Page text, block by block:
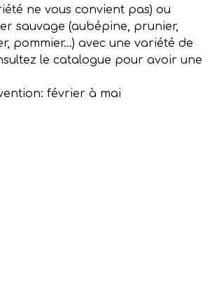
ne vous convient pas) ou
sauvage (aubépine, prunier,
pommier…) avec une variété de
le catalogue pour avoir une
février à mai